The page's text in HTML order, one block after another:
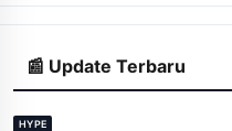
📰 Update Terbaru
HYPE